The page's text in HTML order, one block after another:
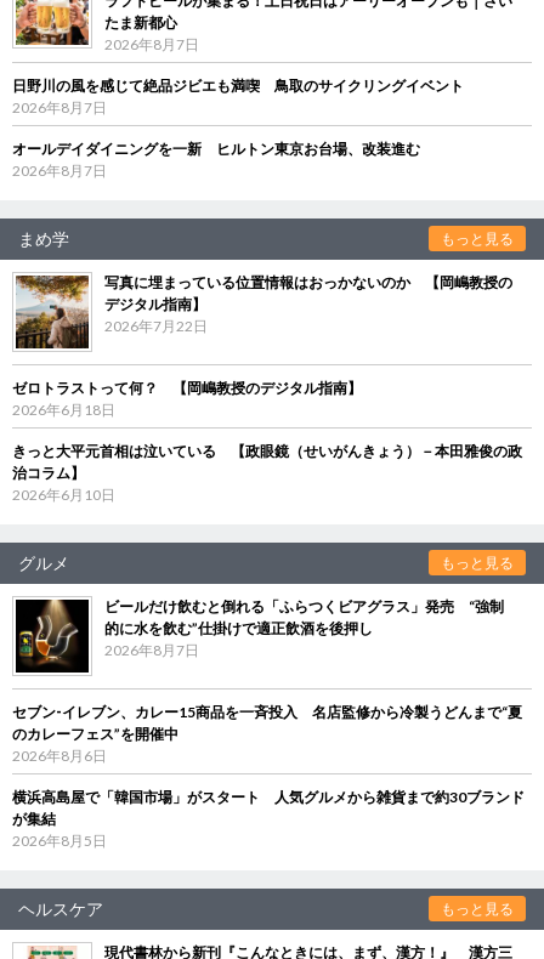
たま新都心
2026年8月7日
日野川の風を感じて絶品ジビエも満喫 鳥取のサイクリングイベント
2026年8月7日
オールデイダイニングを一新 ヒルトン東京お台場、改装進む
2026年8月7日
まめ学 もっと見る
写真に埋まっている位置情報はおっかないのか 【岡嶋教授の
デジタル指南】
2026年7月22日
ゼロトラストって何？ 【岡嶋教授のデジタル指南】
2026年6月18日
きっと大平元首相は泣いている 【政眼鏡（せいがんきょう）－本田雅俊の政
治コラム】
2026年6月10日
グルメ もっと見る
ビールだけ飲むと倒れる「ふらつくビアグラス」発売 “強制
的に水を飲む”仕掛けで適正飲酒を後押し
2026年8月7日
セブン‐イレブン、カレー15商品を一斉投入 名店監修から冷製うどんまで“夏
のカレーフェス”を開催中
2026年8月6日
横浜高島屋で「韓国市場」がスタート 人気グルメから雑貨まで約30ブランド
が集結
2026年8月5日
ヘルスケア もっと見る
現代書林から新刊『こんなときには、まず、漢方！』 漢方三